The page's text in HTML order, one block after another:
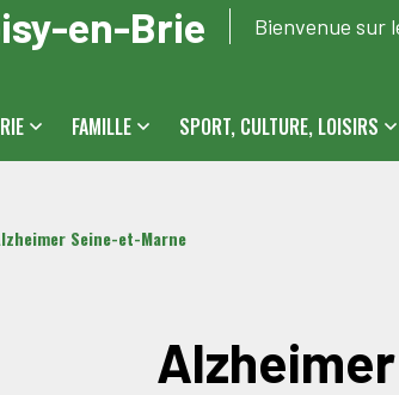
Bienvenue sur
en-Brie
FAMILLE SPORT, CULTURE, LOISIRS
Seine-et-Marne